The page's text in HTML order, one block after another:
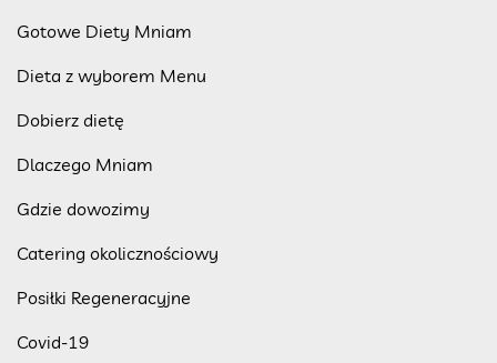
Gotowe Diety Mniam
Dieta z wyborem Menu
Dobierz dietę
Dlaczego Mniam
Gdzie dowozimy
Catering okolicznościowy
Posiłki Regeneracyjne
Covid-19